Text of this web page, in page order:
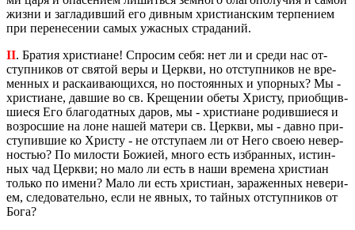
жизни и за­гла­див­ший его див­ным хри­сти­ан­ским тер­пе­ни­ем
при пе­ре­не­се­нии самых ужас­ных стра­да­ний.
II. Бра­тия хри­сти­ане! Спро­сим себя: нет ли и среди нас от­
ступ­ни­ков от свя­той веры и Церк­ви, но от­ступ­ни­ков не вре­
мен­ных и рас­ка­и­ва­ю­щих­ся, но по­сто­ян­ных и упор­ных? Мы -
хри­сти­ане, дав­шие во св. Кре­ще­нии обеты Хри­сту, при­об­щив­
ши­е­ся Его бла­го­дат­ных даров, мы - хри­сти­ане ро­див­ши­е­ся и
воз­рос­шие на лоне нашей ма­те­ри св. Церк­ви, мы - давно при­
сту­пив­шие ко Хри­сту - не от­сту­па­ем ли от Него своею невер­
но­стью? По ми­ло­сти Бо­жи­ей, много есть из­бран­ных, ис­тин­
ных чад Церк­ви; но мало ли есть в наши вре­ме­на хри­сти­ан
толь­ко по имени? Мало ли есть хри­сти­ан, за­ра­жен­ных неве­ри­
ем, сле­до­ва­тель­но, если не явных, то тай­ных от­ступ­ни­ков от
Бога?